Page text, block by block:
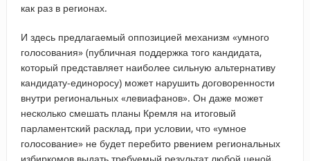
как раз в регионах.
И здесь предлагаемый оппозицией механизм «умного
голосования» (публичная поддержка того кандидата,
который представляет наиболее сильную альтернативу
кандидату-единоросу) может нарушить договоренности
внутри региональных «левиафанов». Он даже может
несколько смешать планы Кремля на итоговый
парламентский расклад, при условии, что «умное
голосование» не будет перебито рвением региональных